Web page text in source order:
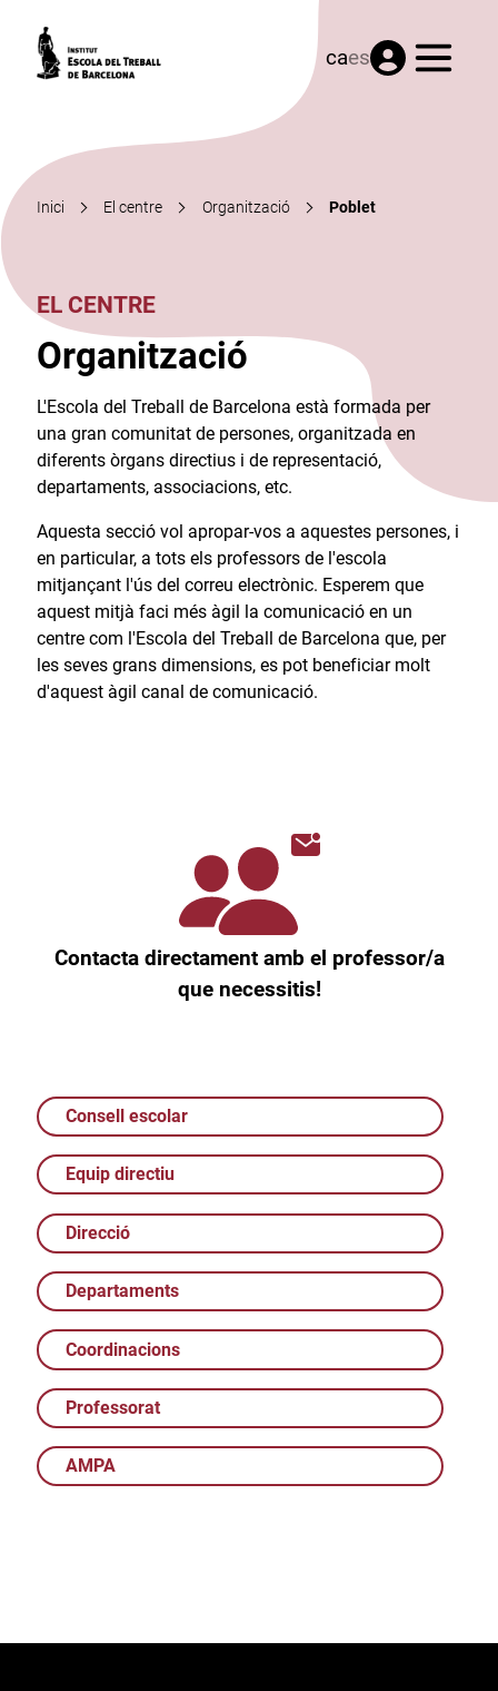
caes Menú
Inici El centre Organització Poblet
EL CENTRE
Organització
L'Escola del Treball de Barcelona està formada per
una gran comunitat de persones, organitzada en
diferents òrgans directius i de representació,
departaments, associacions, etc.​
Aquesta secció vol apropar-vos a aquestes persones, i
en particular, a tots els professors de l'escola
mitjançant l'ús del correu electrònic. Esperem que
aquest mitjà faci més àgil la comunicació en un
centre com l'Escola del Treball de Barcelona que, per
les seves grans dimensions, es pot beneficiar molt
d'aquest àgil canal de comunicació.​
Contacta directament amb el professor/a
que necessitis!
Consell escolar
Equip directiu
Direcció
Departaments
Coordinacions
Professorat
AMPA